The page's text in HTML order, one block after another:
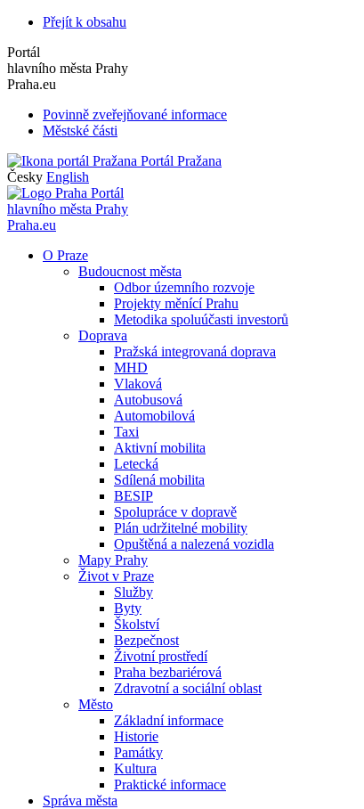
Přejít k obsahu
Portál
hlavního města Prahy
Praha.eu
Povinně zveřejňované informace
Městské části
Portál Pražana
Česky English
Portál
hlavního města Prahy
Praha.eu
O Praze
Budoucnost města
Odbor územního rozvoje
Projekty měnící Prahu
Metodika spoluúčasti investorů
Doprava
Pražská integrovaná doprava
MHD
Vlaková
Autobusová
Automobilová
Taxi
Aktivní mobilita
Letecká
Sdílená mobilita
BESIP
Spolupráce v dopravě
Plán udržitelné mobility
Opuštěná a nalezená vozidla
Mapy Prahy
Život v Praze
Služby
Byty
Školství
Bezpečnost
Životní prostředí
Praha bezbariérová
Zdravotní a sociální oblast
Město
Základní informace
Historie
Památky
Kultura
Praktické informace
Správa města